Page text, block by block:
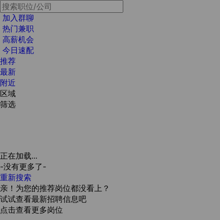
加入群聊
热门兼职
高薪机会
今日速配
推荐
最新
附近
区域
筛选
正在加载...
-没有更多了-
重新搜索
亲！为您的推荐岗位都没看上？
试试查看最新招聘信息吧
点击查看更多岗位